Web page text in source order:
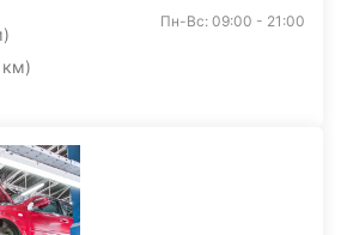
км)
Пн-Вс: 09:00 - 21:00